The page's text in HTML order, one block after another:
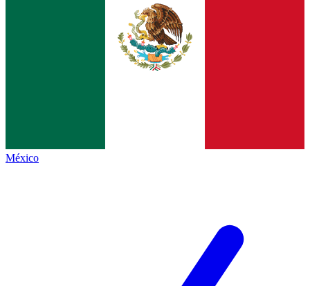
México